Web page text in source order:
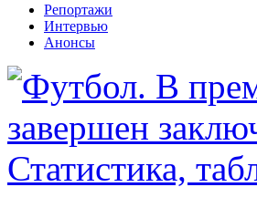
Репортажи
Интервью
Анонсы